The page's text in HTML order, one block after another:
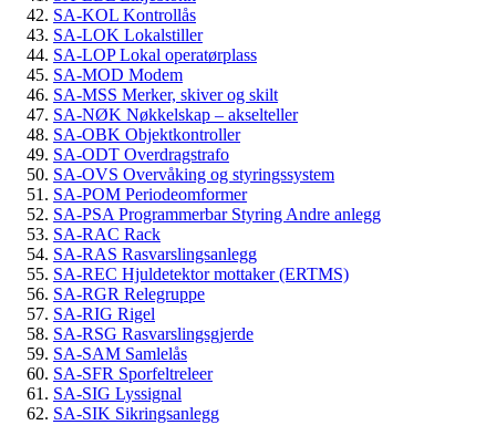
SA-KOL Kontrollås
SA-LOK Lokalstiller
SA-LOP Lokal operatørplass
SA-MOD Modem
SA-MSS Merker, skiver og skilt
SA-NØK Nøkkelskap – akselteller
SA-OBK Objektkontroller
SA-ODT Overdragstrafo
SA-OVS Overvåking og styringssystem
SA-POM Periodeomformer
SA-PSA Programmerbar Styring Andre anlegg
SA-RAC Rack
SA-RAS Rasvarslingsanlegg
SA-REC Hjuldetektor mottaker (ERTMS)
SA-RGR Relegruppe
SA-RIG Rigel
SA-RSG Rasvarslingsgjerde
SA-SAM Samlelås
SA-SFR Sporfeltreleer
SA-SIG Lyssignal
SA-SIK Sikringsanlegg